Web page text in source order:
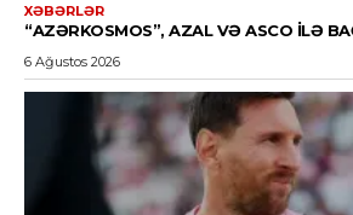
XƏBƏRLƏR
“AZƏRKOSMOS”, AZAL VƏ ASCO ILƏ
6 Ağustos 2026